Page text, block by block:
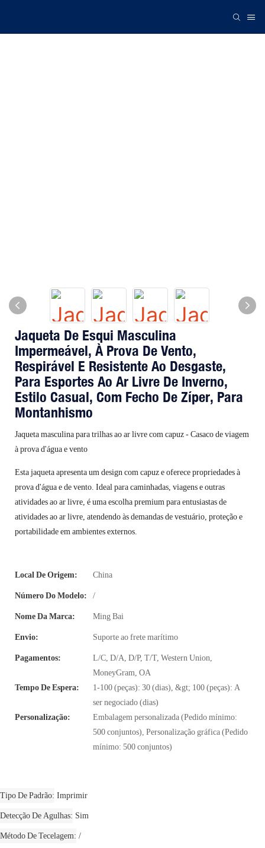
Jaqueta De Esqui Masculina
Impermeável, À Prova De Vento,
Respirável E Resistente Ao Desgaste,
Para Esportes Ao Ar Livre De Inverno,
Estilo Casual, Com Fecho De Zíper, Para
Montanhismo
Jaqueta masculina para trilhas ao ar livre com capuz - Casaco de viagem
à prova d'água e vento
Esta jaqueta apresenta um design com capuz e oferece propriedades à
prova d'água e de vento. Ideal para caminhadas, viagens e outras
atividades ao ar livre, é uma escolha premium para entusiastas de
atividades ao ar livre, atendendo às demandas de vestuário, proteção e
portabilidade em ambientes externos.
Local De Origem: China
Número Do Modelo: /
Nome Da Marca: Ming Bai
Envio: Suporte ao frete marítimo
Pagamentos:
L/C, D/A, D/P, T/T, Western Union,
MoneyGram, OA
Tempo De Espera:
1-100 (peças): 30 (dias), &gt; 100 (peças): A
ser negociado (dias)
Personalização:
Embalagem personalizada (Pedido mínimo:
500 conjuntos), Personalização gráfica (Pedido
mínimo: 500 conjuntos)
Tipo De Padrão Imprimir
Detecção De Agulhas Sim
Método De Tecelagem /